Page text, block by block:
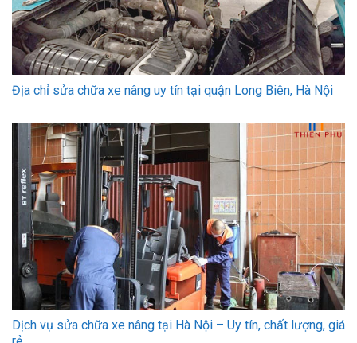
Địa chỉ sửa chữa xe nâng uy tín tại quận Long Biên, Hà Nội
Dịch vụ sửa chữa xe nâng tại Hà Nội – Uy tín, chất lượng, giá